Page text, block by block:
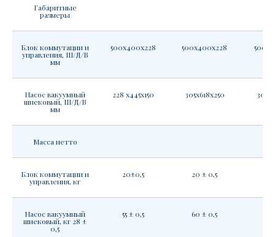
Габаритные
размеры
Блок коммутации и
управления, Ш/Д/В
мм
500х400х228 500х400х228
Насос вакуумный
шнековый, Ш/Д/В
мм
228 х445х150 305х618х250
Масса нетто
Блок коммутации и
управления, кг
20±0,5 20 ± 0,5
Насос вакуумный
шнековый, кг 28 ±
0,5
55 ± 0,5 60 ± 0,5